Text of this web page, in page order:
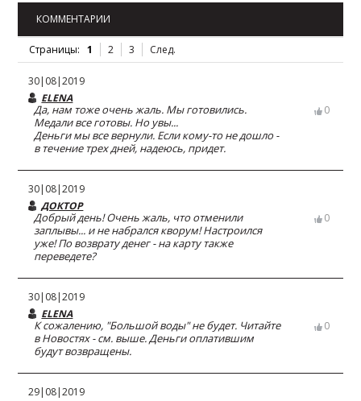
КОММЕНТАРИИ
Страницы: 1 2 3 След.
30|08|2019
ELENA
Да, нам тоже очень жаль. Мы готовились.
Медали все готовы. Но увы...
Деньги мы все вернули. Если кому-то не дошло -
в течение трех дней, надеюсь, придет.
0
30|08|2019
ДОКТОР
Добрый день! Очень жаль, что отменили
заплывы... и не набрался кворум! Настроился
уже! По возврату денег - на карту также
переведете?
0
30|08|2019
ELENA
К сожалению, "Большой воды" не будет. Читайте
в Новостях - см. выше. Деньги оплатившим
будут возвращены.
0
29|08|2019